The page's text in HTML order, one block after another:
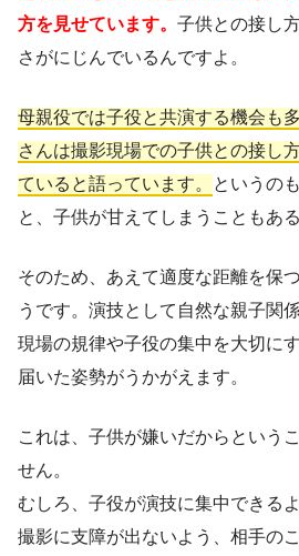
方を見せています。 子供との接し
さがにじんでいるんですよ。
母親役では子役と共演する機会も
さんは撮影現場での子供との接し
ていると語っています。
というの
と、子供が甘えてしまうこともあ
そのため、あえて適度な距離を保
うです。演技として自然な親子関
現場の規律や子役の集中を大切に
届いた姿勢がうかがえます。
これは、子供が嫌いだからという
せん。
むしろ、子役が演技に集中できる
撮影に支障が出ないよう、相手の